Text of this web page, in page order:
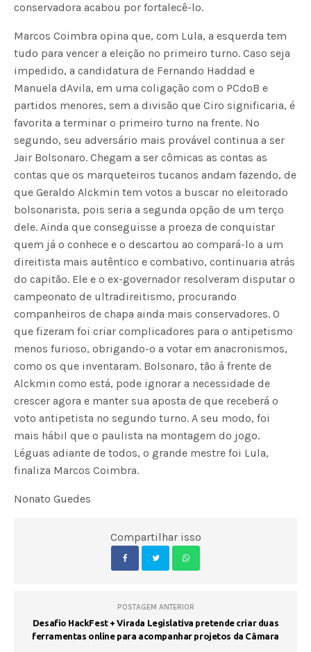
conservadora acabou por fortalecê-lo.
Marcos Coimbra opina que, com Lula, a esquerda tem
tudo para vencer a eleição no primeiro turno. Caso seja
impedido, a candidatura de Fernando Haddad e
Manuela dAvila, em uma coligação com o PCdoB e
partidos menores, sem a divisão que Ciro significaria, é
favorita a terminar o primeiro turno na frente. No
segundo, seu adversário mais provável continua a ser
Jair Bolsonaro. Chegam a ser cômicas as contas as
contas que os marqueteiros tucanos andam fazendo, de
que Geraldo Alckmin tem votos a buscar no eleitorado
bolsonarista, pois seria a segunda opção de um terço
dele. Ainda que conseguisse a proeza de conquistar
quem já o conhece e o descartou ao compará-lo a um
direitista mais autêntico e combativo, continuaria atrás
do capitão. Ele e o ex-governador resolveram disputar o
campeonato de ultradireitismo, procurando
companheiros de chapa ainda mais conservadores. O
que fizeram foi criar complicadores para o antipetismo
menos furioso, obrigando-o a votar em anacronismos,
como os que inventaram. Bolsonaro, tão à frente de
Alckmin como está, pode ignorar a necessidade de
crescer agora e manter sua aposta de que receberá o
voto antipetista no segundo turno. A seu modo, foi
mais hábil que o paulista na montagem do jogo.
Léguas adiante de todos, o grande mestre foi Lula,
finaliza Marcos Coimbra.
Nonato Guedes
Compartilhar isso
POSTAGEM ANTERIOR
Desafio HackFest + Virada Legislativa pretende criar duas
ferramentas online para acompanhar projetos da Câmara